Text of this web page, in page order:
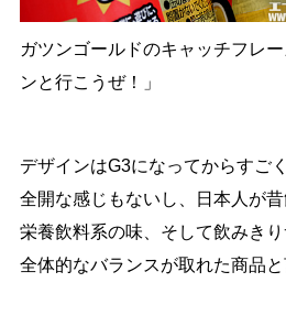
ガツンゴールドのキャッチフレ
ンと行こうぜ！」
デザインはG3になってからすご
全開な感じもないし、日本人が
栄養飲料系の味、そして飲みき
全体的なバランスが取れた商品と